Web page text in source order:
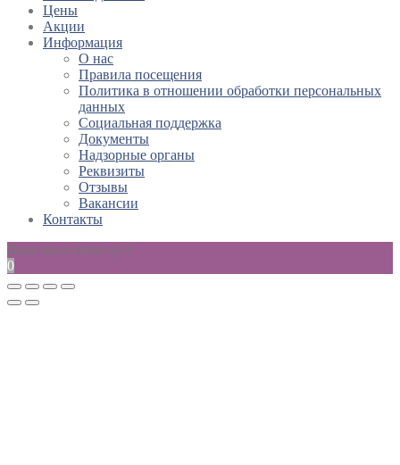
Цены
Акции
Информация
О нас
Правила посещения
Политика в отношении обработки персональных
данных
Социальная поддержка
Документы
Надзорные органы
Реквизиты
Отзывы
Вакансии
Контакты
Ваш заказ пока пуст
0